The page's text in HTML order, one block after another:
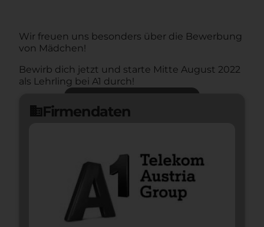
Wir freuen uns besonders über die Bewerbung
von Mädchen!
Bewirb dich jetzt und starte Mitte August 2022
als Lehrling bei A1 durch!
domainFirmendaten